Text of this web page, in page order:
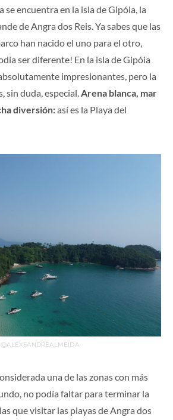
se encuentra en la isla de Gipóia, la
de Angra dos Reis. Ya sabes que las
han nacido el uno para el otro,
ser diferente! En la isla de Gipóia
impresionantes, pero la
sin duda, especial.Arena blanca, mar
diversión:así es la Playa del
@ALEXSANDREALMEIDA
una de las zonas con más
no podía faltar para terminar la
que visitar las playas de Angra dos